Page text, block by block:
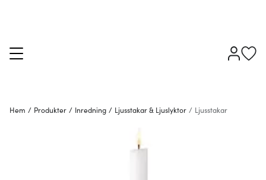
Hem / Produkter / Inredning / Ljusstakar & Ljuslyktor / Ljusstakar